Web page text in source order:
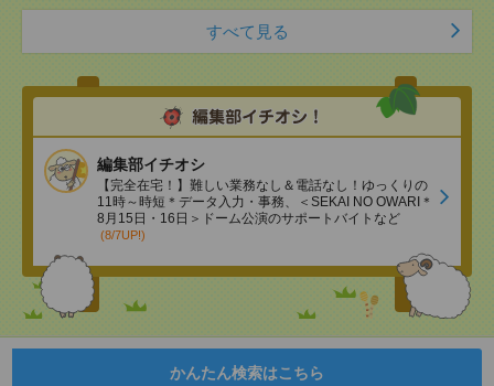
すべて見る
編集部イチオシ
【完全在宅！】難しい業務なし＆電話なし！ゆっくりの
11時～時短＊データ入力・事務、＜SEKAI NO OWARI＊
8月15日・16日＞ドーム公演のサポートバイトなど
(8/7UP!)
かんたん検索はこちら